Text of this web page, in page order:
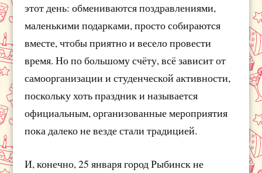
этот день: обмениваются поздравлениями,
маленькими подарками, просто собираются
вместе, чтобы приятно и весело провести
время. Но по большому счёту, всё зависит от
самоорганизации и студенческой активности,
поскольку хоть праздник и называется
официальным, организованные мероприятия
пока далеко не везде стали традицией.
И, конечно, 25 января город Рыбинск не